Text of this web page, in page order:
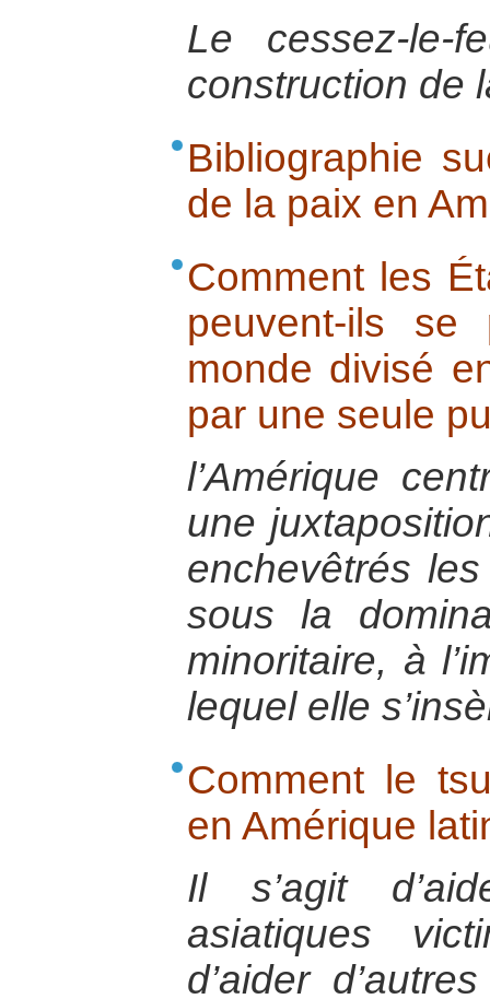
Le cessez-
construction de
Bibliographie
de la paix en
Comment les
peuvent-ils se
monde divisé
par une seule
l’Amérique
une
enchevêtrés
sous la
minoritaire, à
lequel elle
Comment le
en Amérique
Il s’agit
asiatiques
d’aider